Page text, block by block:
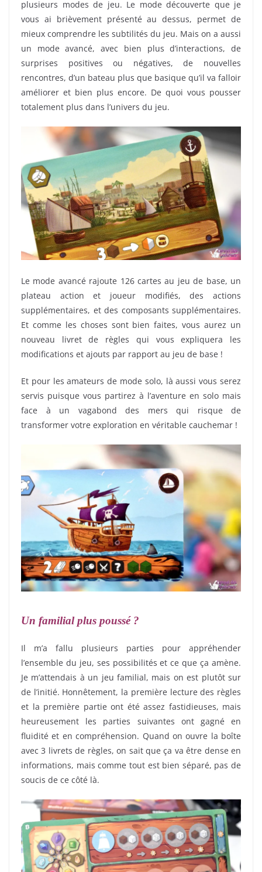
plusieurs modes de jeu. Le mode découverte que je
vous ai brièvement présenté au dessus, permet de
mieux comprendre les subtilités du jeu. Mais on a aussi
un mode avancé, avec bien plus d’interactions, de
surprises positives ou négatives, de nouvelles
rencontres, d’un bateau plus que basique qu’il va falloir
améliorer et bien plus encore. De quoi vous pousser
totalement plus dans l’univers du jeu.
Le mode avancé rajoute 126 cartes au jeu de base, un
plateau action et joueur modifiés, des actions
supplémentaires, et des composants supplémentaires.
Et comme les choses sont bien faites, vous aurez un
nouveau livret de règles qui vous expliquera les
modifications et ajouts par rapport au jeu de base !
Et pour les amateurs de mode solo, là aussi vous serez
servis puisque vous partirez à l’aventure en solo mais
face à un vagabond des mers qui risque de
transformer votre exploration en véritable cauchemar !
Un familial plus poussé ?
Il m’a fallu plusieurs parties pour appréhender
l’ensemble du jeu, ses possibilités et ce que ça amène.
Je m’attendais à un jeu familial, mais on est plutôt sur
de l’initié. Honnêtement, la première lecture des règles
et la première partie ont été assez fastidieuses, mais
heureusement les parties suivantes ont gagné en
fluidité et en compréhension. Quand on ouvre la boîte
avec 3 livrets de règles, on sait que ça va être dense en
informations, mais comme tout est bien séparé, pas de
soucis de ce côté là.